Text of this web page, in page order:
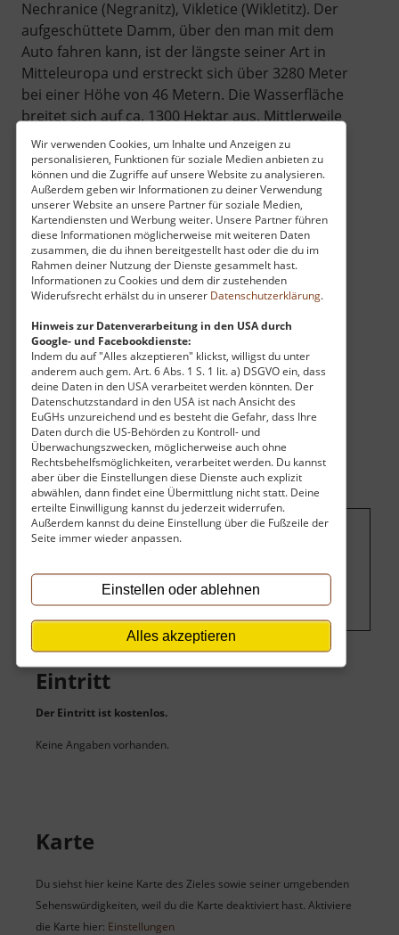
Wir verwenden Cookies, um Inhalte und Anzeigen zu
personalisieren, Funktionen für soziale Medien anbieten zu
können und die Zugriffe auf unsere Website zu analysieren.
Außerdem geben wir Informationen zu deiner Verwendung
unserer Website an unsere Partner für soziale Medien,
Kartendiensten und Werbung weiter. Unsere Partner führen
diese Informationen möglicherweise mit weiteren Daten
zusammen, die du ihnen bereitgestellt hast oder die du im
Rahmen deiner Nutzung der Dienste gesammelt hast.
Informationen zu Cookies und dem dir zustehenden
Widerufsrecht erhälst du in unserer Datenschutzerklärung.
Hinweis zur Datenverarbeitung in den USA durch
Google- und Facebookdienste:
Indem du auf "Alles akzeptieren" klickst, willigst du unter
anderem auch gem. Art. 6 Abs. 1 S. 1 lit. a) DSGVO ein, dass
deine Daten in den USA verarbeitet werden könnten. Der
Datenschutzstandard in den USA ist nach Ansicht des
EuGHs unzureichend und es besteht die Gefahr, dass Ihre
Daten durch die US-Behörden zu Kontroll- und
Überwachungszwecken, möglicherweise auch ohne
Rechtsbehelfsmöglichkeiten, verarbeitet werden. Du kannst
aber über die Einstellungen diese Dienste auch explizit
abwählen, dann findet eine Übermittlung nicht statt. Deine
erteilte Einwilligung kannst du jederzeit widerrufen.
Außerdem kannst du deine Einstellung über die Fußzeile der
Seite immer wieder anpassen.
Einstellen oder ablehnen
Alles akzeptieren
Nechranice (Negranitz), Vikletice (Wikletitz). Der
aufgeschüttete Damm, über den man mit dem
Auto fahren kann, ist der längste seiner Art in
Mitteleuropa und erstreckt sich über 3280 Meter
bei einer Höhe von 46 Metern. Die Wasserfläche
breitet sich auf ca. 1300 Hektar aus. Mittlerweile
wird die Region auch vom Tourismus genutzt -
Surfen, Segeln, Angeln, Baden oder Campen.
Direkt am Ufer liegen mehrere Zeltplätze, von
denen aus es direkt ins Wasser geht.
Badestrände erstrecken sich rund um den See.
Um dieses Projekt zu finanzieren, wird
hier Werbung eingeblendet.Cookie-
Einstellungen ändern
Eintritt
Der Eintritt ist kostenlos.
Keine Angaben vorhanden.
Karte
Du siehst hier keine Karte des Zieles sowie seiner umgebenden
Sehenswürdigkeiten, weil du die Karte deaktiviert hast. Aktiviere
die Karte hier: Einstellungen